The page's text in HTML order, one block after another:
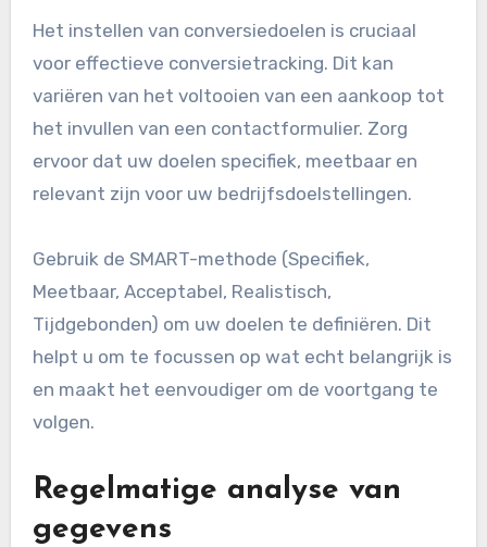
Het instellen van conversiedoelen is cruciaal
voor effectieve conversietracking. Dit kan
variëren van het voltooien van een aankoop tot
het invullen van een contactformulier. Zorg
ervoor dat uw doelen specifiek, meetbaar en
relevant zijn voor uw bedrijfsdoelstellingen.
Gebruik de SMART-methode (Specifiek,
Meetbaar, Acceptabel, Realistisch,
Tijdgebonden) om uw doelen te definiëren. Dit
helpt u om te focussen op wat echt belangrijk is
en maakt het eenvoudiger om de voortgang te
volgen.
Regelmatige analyse van
gegevens